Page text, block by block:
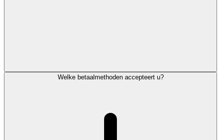
Welke betaalmethoden accepteert u?